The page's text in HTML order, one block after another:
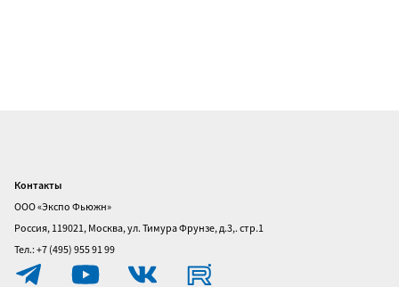
Главная
О
выставке
Посетителям
Контакты
ООО «Экспо Фьюжн»
Россия, 119021, Москва, ул. Тимура Фрунзе, д.3,. стр.1
Тел.: +7 (495) 955 91 99